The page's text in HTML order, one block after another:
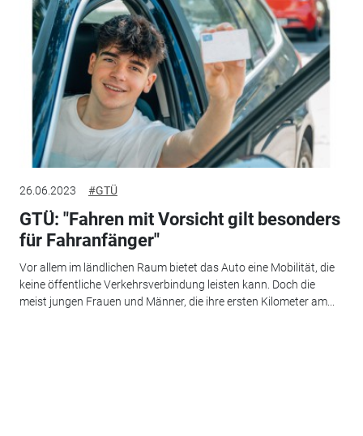
26.06.2023 #GTÜ
GTÜ: "Fahren mit Vorsicht gilt besonders
für Fahranfänger"
Vor allem im ländlichen Raum bietet das Auto eine Mobilität, die
keine öffentliche Verkehrsverbindung leisten kann. Doch die
meist jungen Frauen und Männer, die ihre ersten Kilometer am...